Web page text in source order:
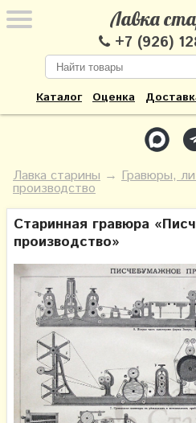
Лавка
+7 (926)
Каталог Оценка
Лавка старины → Гравюры,
производство
Старинная гравюра
производство»